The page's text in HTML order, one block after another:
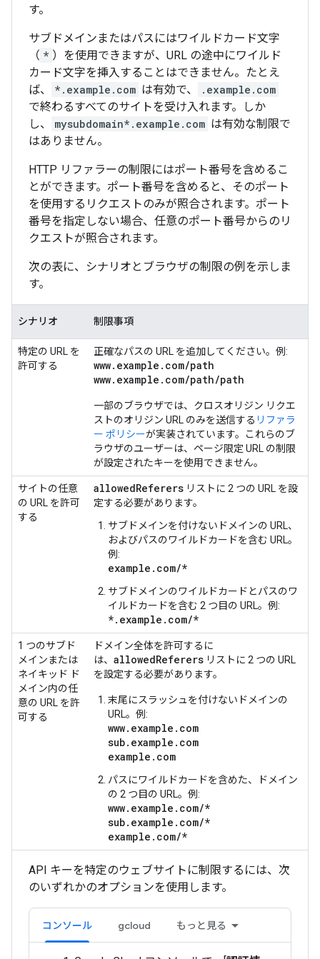
す。
サブドメインまたはパスにはワイルドカード文字
（ * ）を使用できますが、URL の途中にワイルド
カード文字を挿入することはできません。たとえ
ば、
*.example.com は有効で、
.example.com
で終わるすべてのサイトを受け入れます。しか
し、
mysubdomain*.example.com は有効な制限で
はありません。
HTTP リファラーの制限にはポート番号を含めるこ
とができます。ポート番号を含めると、そのポート
を使用するリクエストのみが照合されます。ポート
番号を指定しない場合、任意のポート番号からのリ
クエストが照合されます。
次の表に、シナリオとブラウザの制限の例を示しま
す。
シナリオ 制限事項
特定の URL を
許可する
正確なパスの URL を追加してください。例:
www. example . com/path
www. example . com/path/path
一部のブラウザでは、クロスオリジン リクエ
ストのオリジン URL のみを送信する リファラ
ー ポリシーが実装されています。これらのブ
ラウザのユーザーは、ページ限定 URL の制限
が設定されたキーを使用できません。
サイトの任意
の URL を許可
する
allowedReferers リストに 2 つの URL を設
定する必要があります。
サブドメインを付けないドメインの URL、
およびパスのワイルドカードを含む URL。
例:
example.com/*
サブドメインのワイルドカードとパスのワ
イルドカードを含む 2 つ目の URL。例:
*.example.com/*
1 つのサブド
メインまたは
ネイキッド ド
メイン内の任
意の URL を許
可する
ドメイン全体を許可するに
は、 allowedReferers リストに 2 つの URL
を設定する必要があります。
末尾にスラッシュを付けないドメインの
URL。例:
www.example.com
sub.example.com
example.com
パスにワイルドカードを含めた、ドメイン
の 2 つ目の URL。例:
www.example.com/*
sub.example.com/*
example.com/*
API キーを特定のウェブサイトに制限するには、次
のいずれかのオプションを使用します。
コンソール gcloud もっと見る